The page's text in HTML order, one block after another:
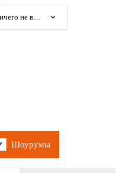
Ничего не выбрано
Шоурумы